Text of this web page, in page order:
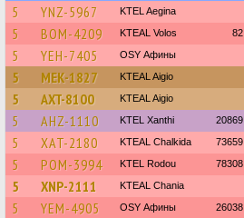
5 YNZ-5967 KTEL Aegina
5 BOM-4209 KTEAL Volos 82
5 YEH-7405 OSY Афины
5 MEK-1827 KTEAL Aigio
5 AXT-8100 KTEAL Aigio
5 AHZ-1110 KTEL Xanthi 20869
5 XAT-2180 KTEAL Chalkida 73659
5 POM-3994 ΚΤΕL Rodou 78308
5 XNP-2111 KTEAL Chania
5 YEM-4905 OSY Афины 26038